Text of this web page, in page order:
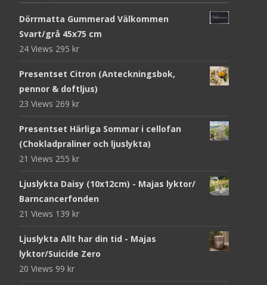
Dörrmatta Gummerad Välkommen
Svart/grå 45x75 cm
24 Views 295 kr
Presentset Citron (Anteckningsbok,
pennor & doftljus)
23 Views 269 kr
Presentset Härliga Sommar i cellofan
(Chokladpraliner och ljuslykta)
21 Views 255 kr
Ljuslykta Daisy (10x12cm) - Majas lyktor/
Barncancerfonden
21 Views 139 kr
Ljuslykta Allt har din tid - Majas
lyktor/Suicide Zero
20 Views 99 kr